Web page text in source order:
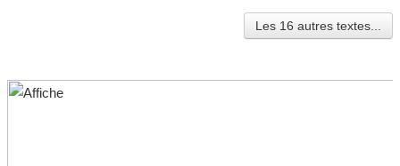
Les 16 autres textes...